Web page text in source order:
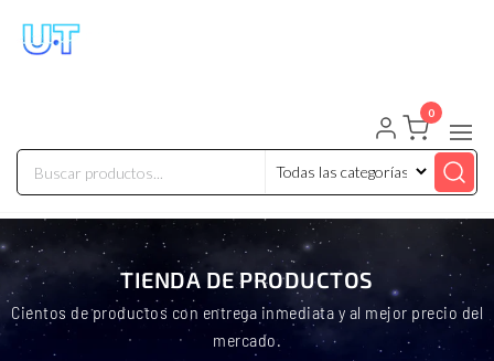
0
TIENDA DE PRODUCTOS
Cientos de productos con entrega inmediata y al mejor precio del
mercado.